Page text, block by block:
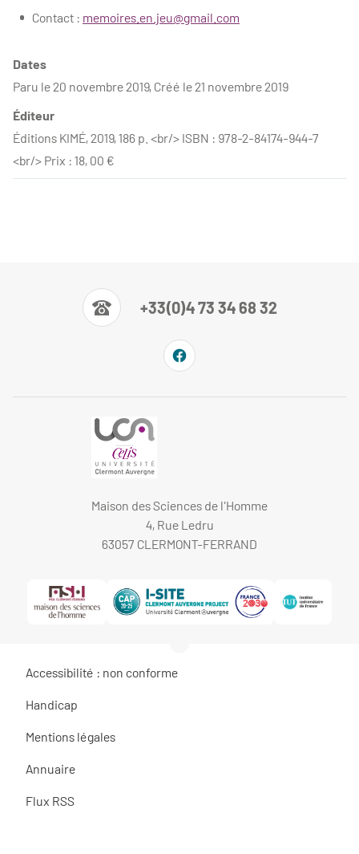
Contact : memoires.en.jeu@gmail.com
Dates
Paru le 20 novembre 2019, Créé le 21 novembre 2019
Éditeur
Éditions KIMÉ, 2019, 186 p. <br/> ISBN : 978-2-84174-944-7
<br/> Prix : 18, 00 €
+33(0)4 73 34 68 32
Maison des Sciences de l'Homme
4, Rue Ledru
63057 CLERMONT-FERRAND
Accessibilité : non conforme
Handicap
Mentions légales
Annuaire
Flux RSS